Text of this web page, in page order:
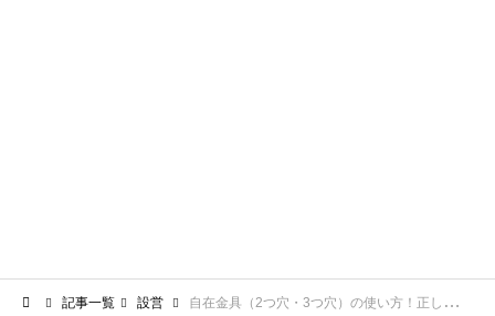
記事一覧 設営 自在金具（2つ穴・3つ穴）の使い方！正しいロープの掛け方でしっかり固定